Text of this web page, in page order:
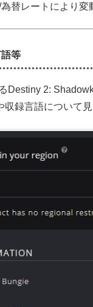
替レートにより変
等
Destiny 2:
収録言語について見